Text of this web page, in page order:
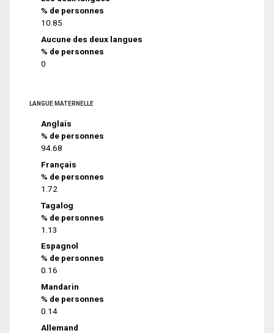
% de personnes
10.85
Aucune des deux langues
% de personnes
0
LANGUE MATERNELLE
Anglais
% de personnes
94.68
Français
% de personnes
1.72
Tagalog
% de personnes
1.13
Espagnol
% de personnes
0.16
Mandarin
% de personnes
0.14
Allemand